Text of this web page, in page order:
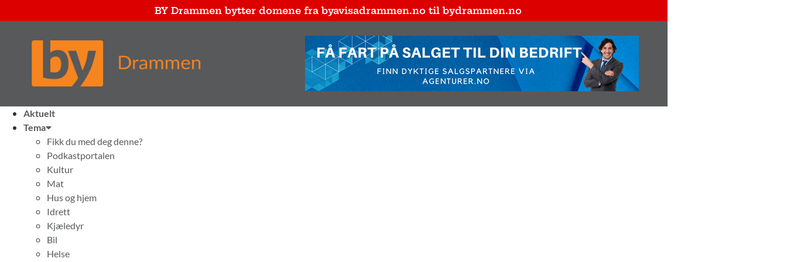
BY Drammen bytter domene fra byavisadrammen.no til bydrammen.no
Aktuelt
Tema
Fikk du med deg denne?
Podkastportalen
Kultur
Mat
Hus og hjem
Idrett
Kjæledyr
Bil
Helse